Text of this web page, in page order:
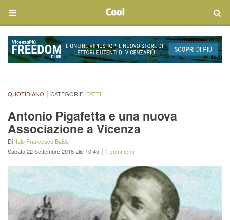
QUOTIDIANO | CATEGORIE: FATTI
Antonio Pigafetta e una nuova
Associazione a Vicenza
Di Italo Francesco Baldo
Sabato 22 Settembre 2018 alle 10:45 | 1 commenti